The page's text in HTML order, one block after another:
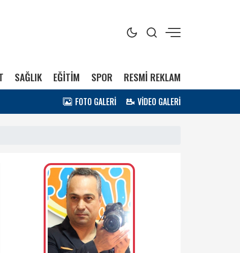
SAĞLIK EĞİTİM SPOR RESMİ REKLAM
FOTO GALERİ VİDEO GALERİ